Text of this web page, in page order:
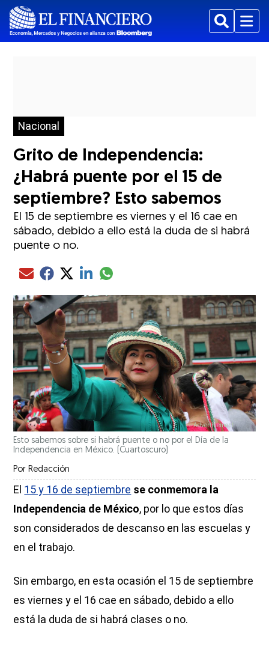
BuscarMenu
Nacional
Grito de Independencia:
¿Habrá puente por el 15 de
septiembre? Esto sabemos
El 15 de septiembre es viernes y el 16 cae en
sábado, debido a ello está la duda de si habrá
puente o no.
Compartir el artículo actual mediante Email
Compartir el artículo actual mediante Facebook
Compartir el artículo actual mediante Twitter
Compartir el artículo actual mediante LinkedIn
Compartir el artículo actual mediante
Esto sabemos sobre si habrá puente o no por el Día de la
Independencia en México. (Cuartoscuro)
Por Redacción
El 15 y 16 de septiembre se conmemora la
Independencia de México, por lo que estos días
son considerados de descanso en las escuelas y
en el trabajo.
Sin embargo, en esta ocasión el 15 de septiembre
es viernes y el 16 cae en sábado, debido a ello
está la duda de si habrá clases o no.